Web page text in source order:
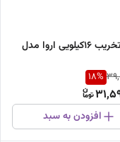
چکش تخریب 16کیلویی اروا مدل
18%
افزودن به سبد